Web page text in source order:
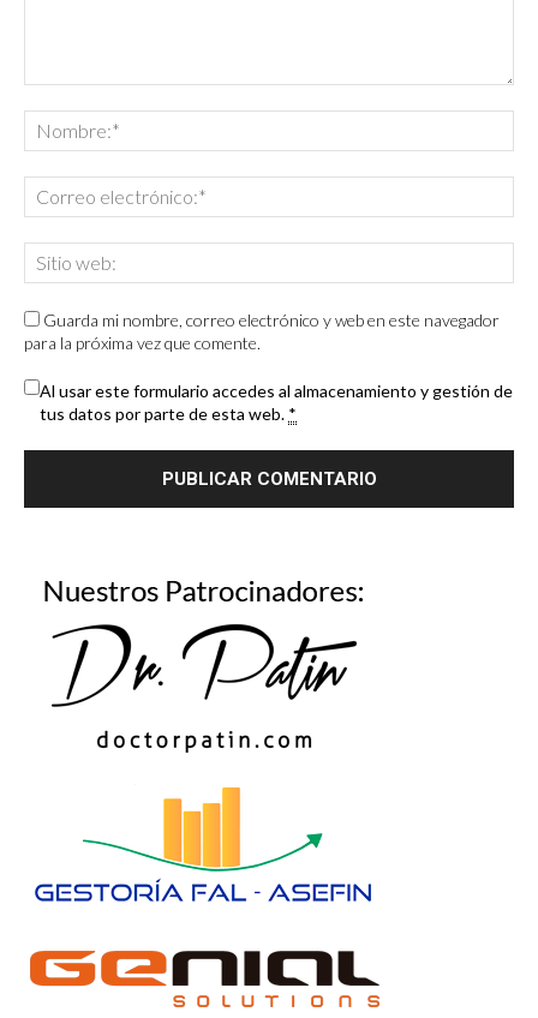
Guarda mi nombre, correo electrónico y web en este navegador
para la próxima vez que comente.
Al usar este formulario accedes al almacenamiento y gestión de
tus datos por parte de esta web. *